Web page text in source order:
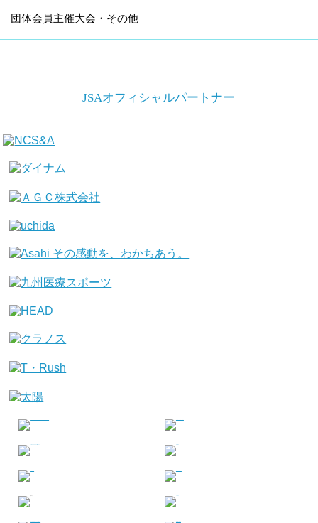
団体会員主催大会・その他
JSAオフィシャルパートナー